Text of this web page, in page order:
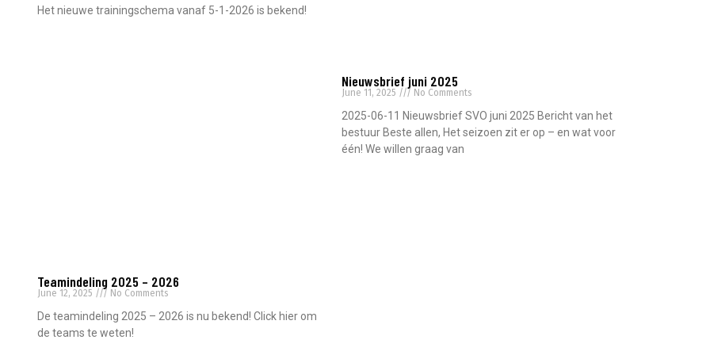
Het nieuwe trainingschema vanaf 5-1-2026 is bekend!
Teamindeling 2025 – 2026
June 12, 2025 No Comments
De teamindeling 2025 – 2026 is nu bekend! Click hier om
de teams te weten!
Nieuwsbrief juni 2025
June 11, 2025 No Comments
2025-06-11 Nieuwsbrief SVO juni 2025 Bericht van het
bestuur Beste allen, Het seizoen zit er op – en wat voor
één! We willen graag van